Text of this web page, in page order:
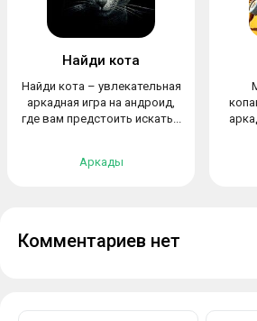
Найди кота
Найди кота – увлекательная
аркадная игра на андроид,
где вам предстоить искать...
Аркады
Комментариев нет